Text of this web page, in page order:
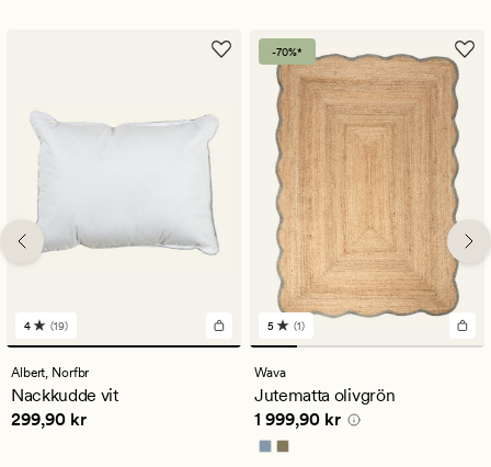
19
omdömen
med
ett
genomsnittligt
betyg
4 (19)
Albert, Norfbr
Nackkudde vit
Pris 299,90 kr
299,90 kr
-70%*
1
omdömen
med
ett
genomsnittligt
betyg
på
5
5 (1)
Wava
Jutematta olivgrön
Pris 1 999,90 kr
1 999,90 kr